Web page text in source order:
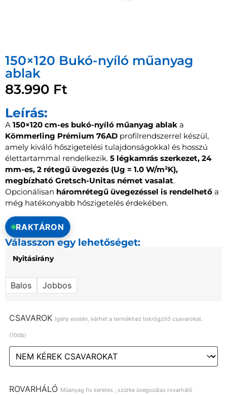
150×120 Bukó-nyíló műanyag
ablak
83.990 Ft
Leírás:
A 150×120 cm-es bukó-nyíló műanyag ablak a
Kömmerling Prémium 76AD profilrendszerrel készül,
amely kiváló hőszigetelési tulajdonságokkal és hosszú
élettartammal rendelkezik. 5 légkamrás szerkezet, 24
mm-es, 2 rétegű üvegezés (Ug = 1.0 W/m²K),
megbízható Gretsch-Unitas német vasalat.
Opcionálisan háromrétegű üvegezéssel is rendelhető a
még hatékonyabb hőszigetelés érdekében.
RAKTÁRON
Válasszon egy lehetőséget:
Nyitásirány
Balos Jobbos
CSAVAROK Igény esetén, kérhet a termékhez tokrögzítő csavarokat.
(10db)
ROVARHÁLÓ Műanyag fix keretes , szürke üvegszálas rovarháló